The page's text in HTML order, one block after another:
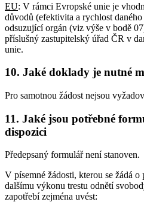
EU: V rámci Evropské unie je
důvodů (efektivita a rychlost
odsuzující orgán (viz výše v bodě
příslušný zastupitelský úřad ČR v
unie.
10. Jaké doklady je nutné
Pro samotnou žádost nejsou
11. Jaké jsou potřebné
dispozici
Předepsaný formulář není stanoven.
V písemné žádosti, kterou se žádá
dalšímu výkonu trestu odnětí
zapotřebí zejména uvést: